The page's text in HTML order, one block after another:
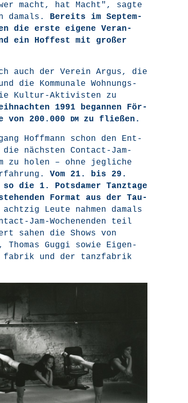
macht, hat Macht", sag­te
damals. Bereits im Sep­tem­
die ers­te eige­ne Ver­an­
ein Hof­fest mit gro­ßer
auch der Ver­ein Argus, die
die Kom­mu­na­le Woh­nungs-
Kul­tur-Akti­vis­ten zu
1991 began­nen För­
von 200.000
DM zu fließen.
Hoff­mann schon den Ent­
nächs­ten Cont­act-Jam-
zu holen – ohne jeg­li­che
Vom 21. bis 29.
so die 1. Pots­da­mer Tanz­ta­ge
For­mat aus der Tau­
acht­zig Leu­te nah­men damals
Jam-Wochen­en­den teil
sahen die Shows von
Gug­gi sowie Eigen­
fabrik und der tanz­fa­brik